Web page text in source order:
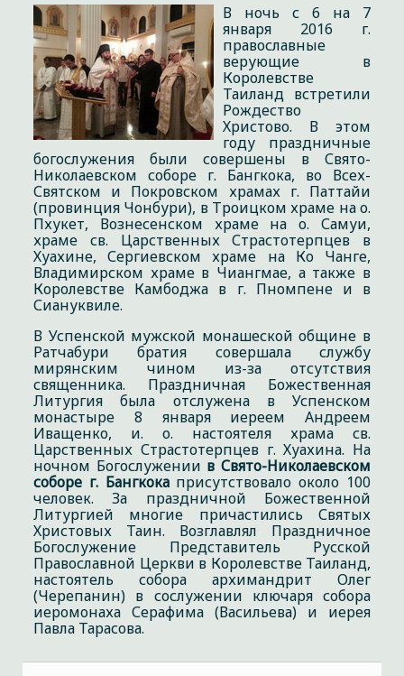
В ночь с 6 на 7
января 2016 г.
православные
верующие в
Королевстве
Таиланд встретили
Рождество
Христово. В этом
году праздничные
богослужения были совершены в Свято-
Николаевском соборе г. Бангкока, во Всех-
Святском и Покровском храмах г. Паттайи
(провинция Чонбури), в Троицком храме на о.
Пхукет, Вознесенском храме на о. Самуи,
храме св. Царственных Страстотерпцев в
Хуахине, Сергиевском храме на Ко Чанге,
Владимирском храме в Чиангмае, а также в
Королевстве Камбоджа в г. Пномпене и в
Сиануквиле.
В Успенской мужской монашеской общине в
Ратчабури братия совершала службу
мирянским чином из-за отсутствия
священника. Праздничная Божественная
Литургия была отслужена в Успенском
монастыре 8 января иереем Андреем
Иващенко, и. о. настоятеля храма св.
Царственных Страстотерпцев г. Хуахина. На
ночном Богослужении в Свято-Николаевском
соборе г. Бангкокаприсутствовало около 100
человек. За праздничной Божественной
Литургией многие причастились Святых
Христовых Таин. Возглавлял Праздничное
Богослужение Представитель Русской
Православной Церкви в Королевстве Таиланд,
настоятель собора архимандрит Олег
(Черепанин) в сослужении ключаря собора
иеромонаха Серафима (Васильева) и иерея
Павла Тарасова.